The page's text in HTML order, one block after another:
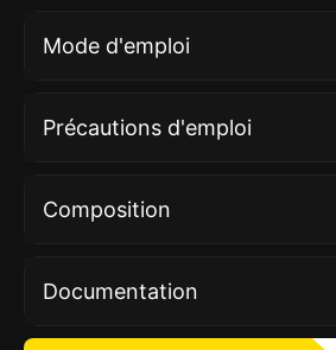
Mode d'emploi
Précautions d'emploi
Composition
Documentation